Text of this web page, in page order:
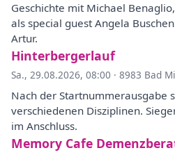
Geschichte mit Michael
als special guest Angela
Artur.
Hinterbergerlauf
Sa., 29.08.2026, 08:00 · 8983 Bad
Nach der Startnummerausgabe
verschiedenen Disziplinen.
im Anschluss.
Memory Cafe